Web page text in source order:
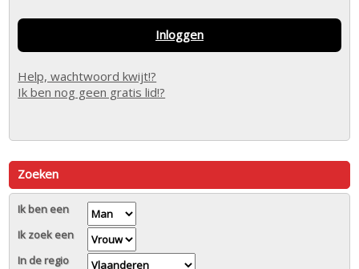
Inloggen
Help, wachtwoord kwijt!?
Ik ben nog geen gratis lid!?
Zoeken
Ik ben een
Ik zoek een
In de regio